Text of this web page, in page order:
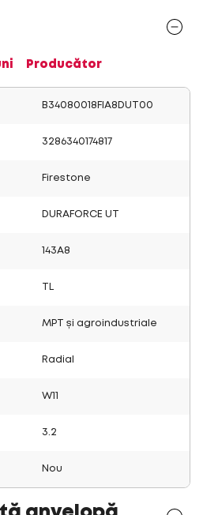
Producător
B34080018FIA8DUT00
3286340174817
Firestone
DURAFORCE UT
143A8
MPT și agroindustriale
Radial
W11
3.2
Nou